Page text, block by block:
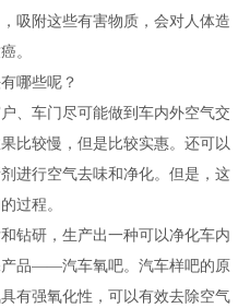
吸附这些有害物质，会对人体造
。
哪些呢？
、车门尽可能做到车内外空气交
比较慢，但是比较实惠。还可以
进行空气去味和净化。但是，这
过程。
钻研，生产出一种可以净化车内
产品——汽车氧吧。汽车样吧的原
有强氧化性，可以有效去除空气